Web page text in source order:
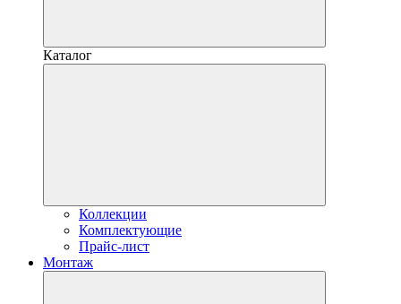
Каталог
Коллекции
Комплектующие
Прайс-лист
Монтаж